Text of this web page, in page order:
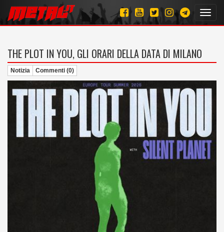
THE PLOT IN YOU, GLI ORARI DELLA DATA DI MILANO
Notizia Commenti (0)